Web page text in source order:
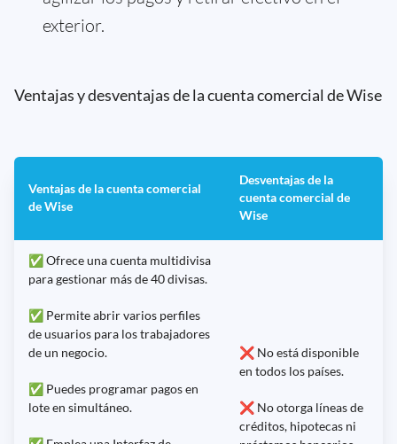
exterior.
Ventajas y desventajas de la cuenta comercial de Wise
Ventajas de la cuenta comercial
de Wise
Desventajas de la
cuenta comercial de
Wise
✅ Ofrece una cuenta multidivisa
para gestionar más de 40 divisas.
✅ Permite abrir varios perfiles
de usuarios para los trabajadores
de un negocio.
✅ Puedes programar pagos en
lote en simultáneo.
❌ No está disponible
en todos los países.
❌ No otorga líneas de
créditos, hipotecas ni